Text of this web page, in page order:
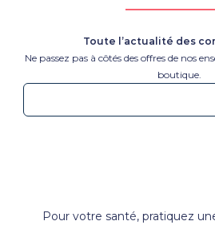
Toute l’actualité des
Ne passez pas à côtés des offres de nos
boutique.
Pour votre santé, pratiquez